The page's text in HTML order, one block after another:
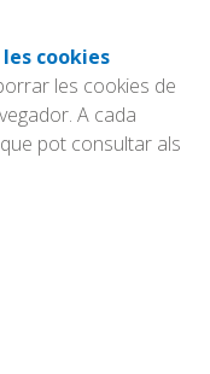
cookies
les cookies de
A cada
pot consultar als